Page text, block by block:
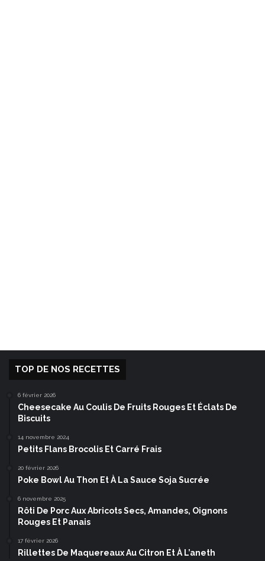
TOP DE NOS RECETTES
6 février 2026
Cheesecake Au Coulis De Fruits Rouges Et Éclats De
Biscuits
14 novembre 2024
Petits Flans Brocolis Et Carré Frais
20 février 2026
Poke Bowl Au Thon Et À La Sauce Soja Sucrée
6 novembre 2025
Rôti De Porc Aux Abricots Secs, Amandes, Oignons
Rouges Et Panais
17 février 2026
Rillettes De Maquereaux Au Citron Et À L’aneth